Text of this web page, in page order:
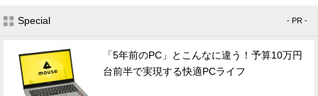
Special - PR -
「5年前のPC」とこんなに違う！予算10万円
台前半で実現する快適PCライフ